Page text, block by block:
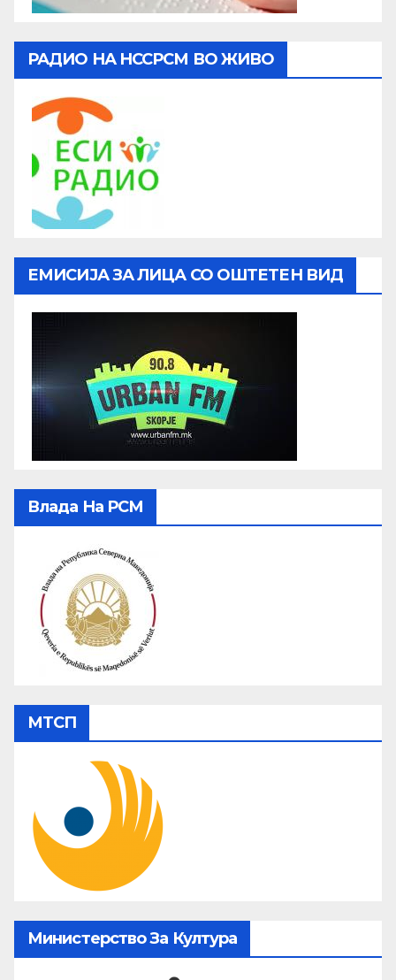
РАДИО НА НССРСМ ВО ЖИВО
ЕМИСИЈА ЗА ЛИЦА СО ОШТЕТЕН ВИД
Влада На РСМ
МТСП
Министерство За Култура